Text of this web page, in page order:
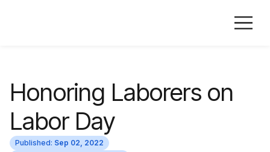
Honoring Laborers on
Labor Day
Published: Sep 02, 2022